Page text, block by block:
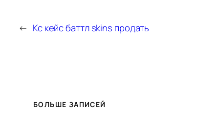
← Кс кейс баттл skins продать
БОЛЬШЕ ЗАПИСЕЙ